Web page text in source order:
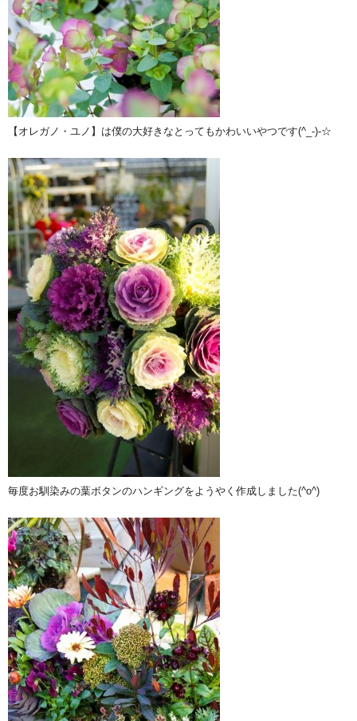
【オレガノ・ユノ】は僕の大好きなとってもかわいいやつです(^_-)-☆
毎度お馴染みの葉ボタンのハンギングをようやく作成しました(^o^)ゞ